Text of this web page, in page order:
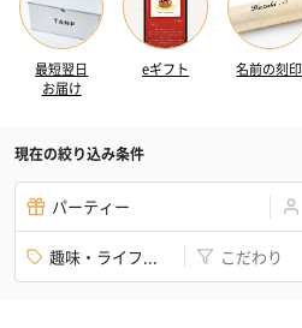
最短翌日
お届け
eギフト 名前の刻印
現在の絞り込み条件
パーティー
趣味・ライフ... こだわり